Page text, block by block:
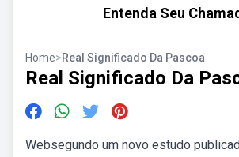
Entenda Seu
Home>Real Significado Da Pascoa
Real Significado Da
Websegundo um novo estudo